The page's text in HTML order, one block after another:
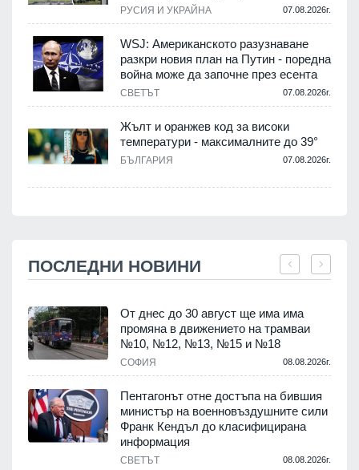
РУСИЯ И УКРАЙНА 07.08.2026г.
WSJ: Американското разузнаване
разкри новия план на Путин - поредна
война може да започне през есента
СВЕТЪТ 07.08.2026г.
Жълт и оранжев код за високи
температури - максималните до 39°
БЪЛГАРИЯ 07.08.2026г.
ПОСЛЕДНИ НОВИНИ
От днес до 30 август ще има има
промяна в движението на трамваи
№10, №12, №13, №15 и №18
СОФИЯ 08.08.2026г.
Пентагонът отне достъпа на бившия
министър на военновъздушните сили
Франк Кендъл до класифицирана
информация
СВЕТЪТ 08.08.2026г.